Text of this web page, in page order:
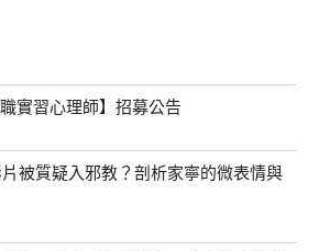
實習心理師】招募公告
片被質疑入邪教？剖析家寧的微表情與